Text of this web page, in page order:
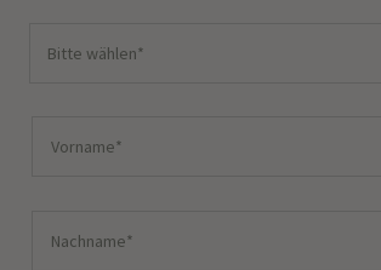
Bitte wählen*